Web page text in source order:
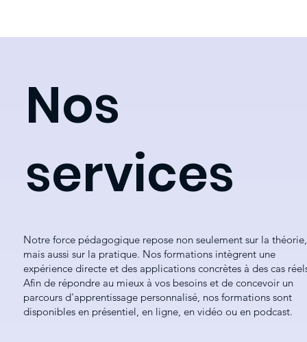
Nos
services
Notre force pédagogique repose non seulement sur la théorie,
mais aussi sur la pratique. Nos formations intègrent une
expérience directe et des applications concrètes à des cas
Afin de répondre au mieux à vos besoins et de concevoir un
parcours d'apprentissage personnalisé, nos formations sont
disponibles en présentiel, en ligne, en vidéo ou en podcast.